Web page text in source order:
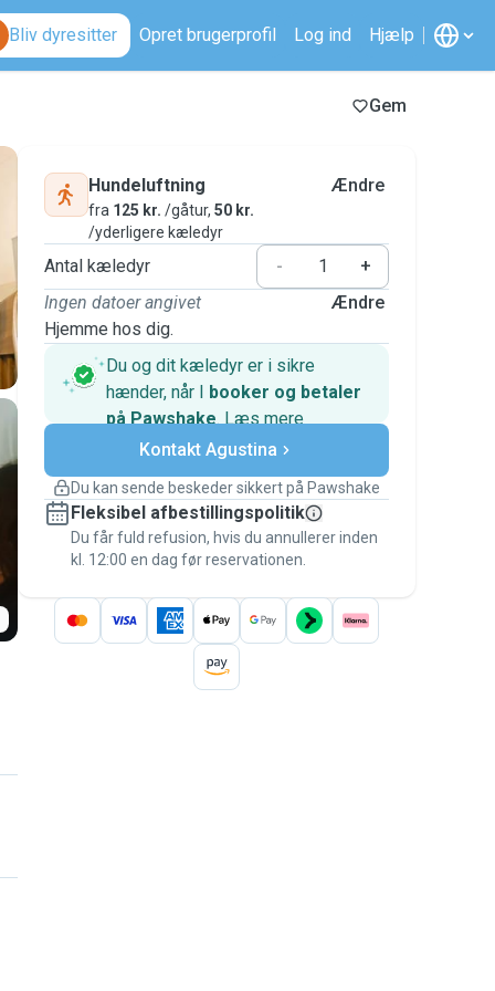
Bliv dyresitter Opret brugerprofil Log ind Hjælp
Gem
Hundeluftning
fra 125 kr. /gåtur, 50 kr.
/yderligere kæledyr
Ændre
Antal kæledyr -
+
Ingen datoer angivet
Hjemme hos dig.
Ændre
Du og dit kæledyr er i sikre
hænder, når I booker og betaler
på Pawshake. Læs mere
Sikre betalinger
Support, hvis planerne ændrer
Dækkede bookinger
Hold alt på Pawshake – fra den første
besked til betalingen – for at være dækket
af Pawshake-garantien.
Kontakt Agustina
Du kan sende beskeder sikkert på Pawshake
Fleksibel afbestillingspolitik
Du får fuld refusion, hvis du annullerer inden
kl. 12:00 en dag før reservationen.